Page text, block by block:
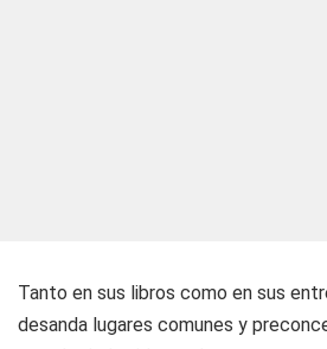
Tanto en sus libros como en sus
desanda lugares comunes y